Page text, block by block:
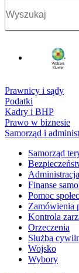
Prawnicy i sądy
Podatki
Kadry i BHP
Prawo w biznesie
Samorząd i
Samorząd
Finanse
Pomoc
Zamówienia
Kontrola
Orzeczenia
Służba
Wojsko
Wybory